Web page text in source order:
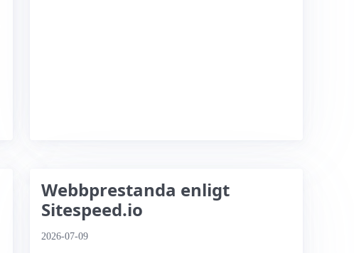
Webbprestanda enligt
Sitespeed.io
2026-07-09